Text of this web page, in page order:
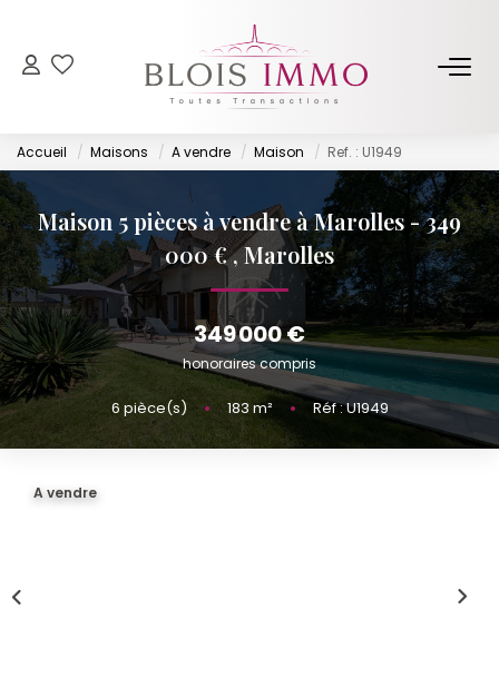
NOS BIENS
Acheter
Louer
Biens Vendus Et Loués
Off Market
ESTIMER
FAIRE GÉRER
Accueil Maisons A vendre Maison Ref. : U1949
Maison 5 pièces à vendre à Marolles - 349
000 €,Marolles
349 000 €
honoraires compris
6 pièce(s) • 183 m² • Réf : U1949
A vendre